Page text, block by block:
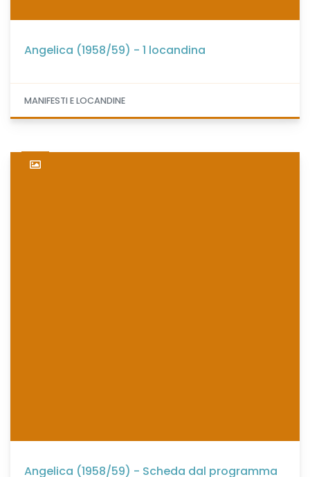
Angelica (1958/59) - 1 locandina
MANIFESTI E LOCANDINE
Angelica (1958/59) - Scheda dal programma